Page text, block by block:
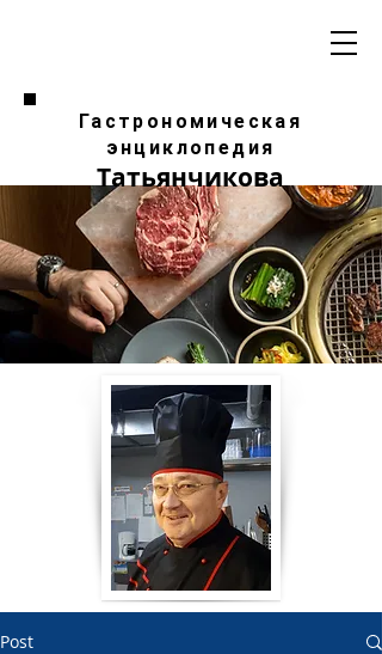
Гастрономическая
энциклопедия
Татьянчикова
Post